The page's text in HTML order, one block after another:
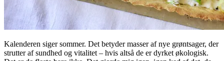
Kalenderen siger sommer. Det betyder masser af nye grøntsager, der
strutter af sundhed og vitalitet – hvis altså de er dyrket økologisk.